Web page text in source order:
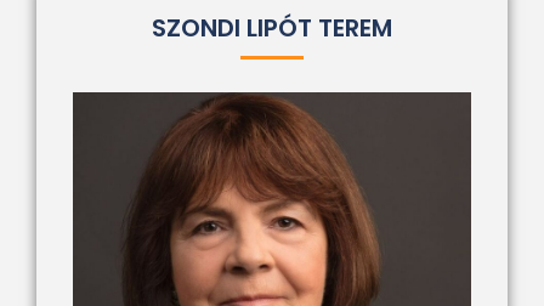
SZONDI LIPÓT TEREM